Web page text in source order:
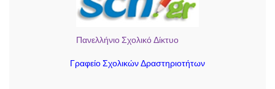
Πανελλήνιο Σχολικό Δίκτυο
Γραφείο Σχολικών Δραστηριοτήτων